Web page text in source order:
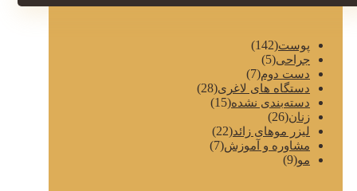
پوست(142)
جراحی(5)
دست دوم(7)
دستگاه های لاغری(28)
دسته‌بندی نشده(15)
زنان(26)
لیزر موهای زائد(22)
مشاوره و آموزش(7)
مو(9)